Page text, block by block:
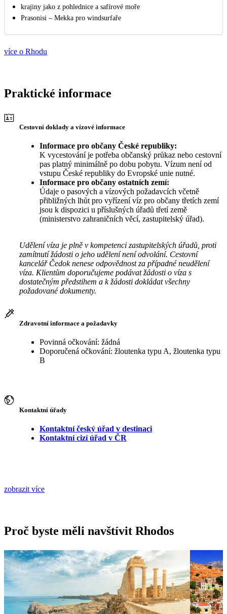
krajiny jako z pohlednice a safírové moře
Prasonisi – Mekka pro windsurfaře
více o Rhodu
Praktické informace
Cestovní doklady a vízové informace
Informace pro občany České republiky:
K vycestování je potřeba občanský průkaz nebo cestovní
pas platný minimálně po dobu pobytu. Vízum není od
vstupu České republiky do Evropské unie nutné.
Informace pro občany ostatních zemí:
Údaje o pasových a vízových požadavcích včetně
přibližných lhůt pro vyřízení víz pro občany třetích zemí
jsou k dispozici u příslušných úřadů třetí země
(ministerstvo zahraničních věcí, zastupitelský úřad).
Udělení víza je plně v kompetenci zastupitelských úřadů, proti
zamítnutí žádosti o jeho udělení není odvolání. Cestovní
kancelář Čedok nenese odpovědnost za případné neudělení
víza. Klientům doporučujeme podávat žádosti o víza s
dostatečným předstihem a k žádosti dokládat všechny
požadované dokumenty.
Zdravotní informace a požadavky
Povinná očkování: žádná
Doporučená očkování: žloutenka typu A, žloutenka typu
B
Kontaktní úřady
Kontaktní český úřad v destinaci
Kontaktní cizí úřad v ČR
zobrazit více
Proč byste měli navštívit Rhodos